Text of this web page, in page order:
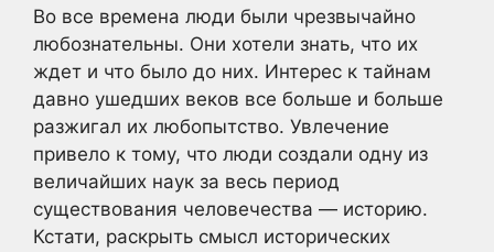
Во все времена люди были чрезвычайно
любознательны. Они хотели знать, что их
ждет и что было до них. Интерес к тайнам
давно ушедших веков все больше и больше
разжигал их любопытство. Увлечение
привело к тому, что люди создали одну из
величайших наук за весь период
существования человечества — историю.
Кстати, раскрыть смысл исторических